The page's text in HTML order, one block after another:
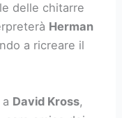
delle chitarre
Herman
a ricreare il
David Kross,